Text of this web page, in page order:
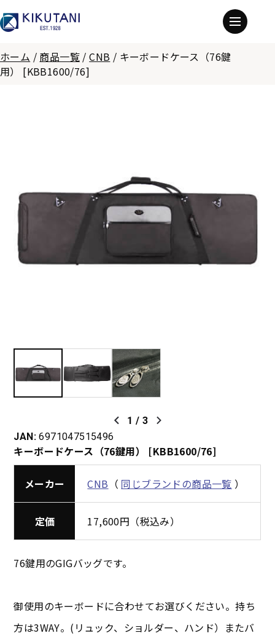
ホーム / 商品一覧 /CNB / キーボードケース（76鍵
用） [KBB1600/76]
1 / 3
JAN: 6971047515496
キーボードケース（76鍵用） [KBB1600/76]
メーカー CNB （ 同じブランドの商品一覧 ）
定価 17,600円（税込み）
76鍵用のGIGバッグです。
御使用のキーボードに合わせてお選びください。持ち
方は3WAY。(リュック、ショルダー、ハンド）またバ